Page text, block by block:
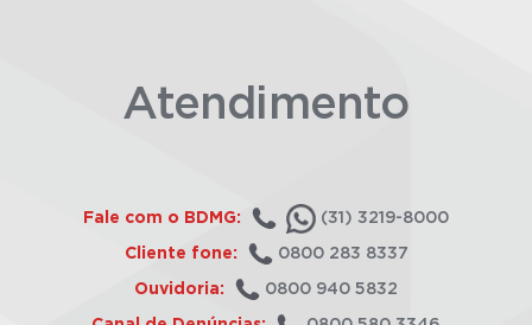
Atendimento
Fale com o BDMG: (31) 3219-8000
Cliente fone: 0800 283 8337
Ouvidoria: 0800 940 5832